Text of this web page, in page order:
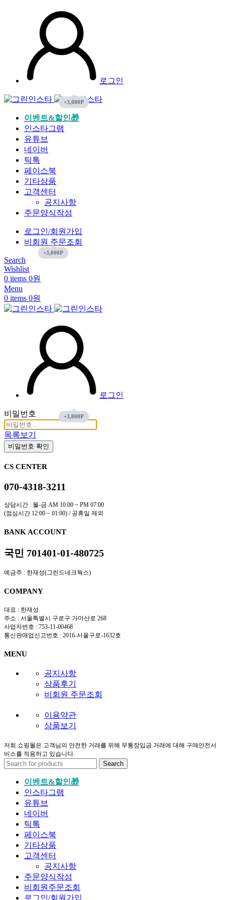
로그인
이벤트&할인🎁
인스타그램
유튜브
네이버
틱톡
페이스북
기타상품
고객센터
공지사항
주문양식작성
로그인/회원가입
비회원 주문조회
Search
Wishlist
0 items 0원
Menu
0 items 0원
로그인
비밀번호
목록보기
비밀번호 확인
CS CENTER
070-4318-3211
상담시간 : 월-금 AM 10:00 ~ PM 07:00
(점심시간 12:00 ~ 01:00) / 공휴일 제외
BANK ACCOUNT
국민 701401-01-480725
예금주 : 한재성(그린드네크웍스)
COMPANY
대표 : 한재성
주소 : 서울특별시 구로구 가마산로 268
사업자번호 : 753-11-00468
통신판매업신고번호 : 2016-서울구로-1632호
MENU
공지사항
상품후기
비회원 주문조회
이용약관
상품보기
저희 쇼핑몰은 고객님의 안전한 거래를 위해 무통장입금 거래에 대해 구매안전서
비스를 적용하고 있습니다.
Search
이벤트&할인🎁
인스타그램
유튜브
네이버
틱톡
페이스북
기타상품
고객센터
공지사항
주문양식작성
비회원주문조회
로그인/회원가입